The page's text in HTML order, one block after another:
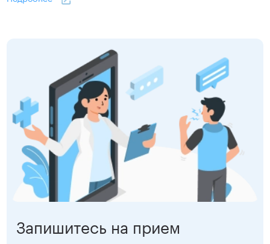
Запишитесь на прием